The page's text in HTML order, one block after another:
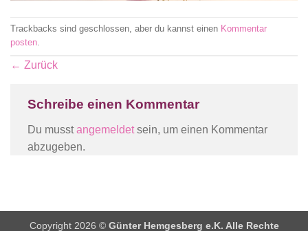
Trackbacks sind geschlossen, aber du kannst einen Kommentar
posten.
← Zurück
Schreibe einen Kommentar
Du musstangemeldetsein, um einen Kommentar
abzugeben.
Copyright 2026 © Günter Hemgesberg e.K. Alle Rechte